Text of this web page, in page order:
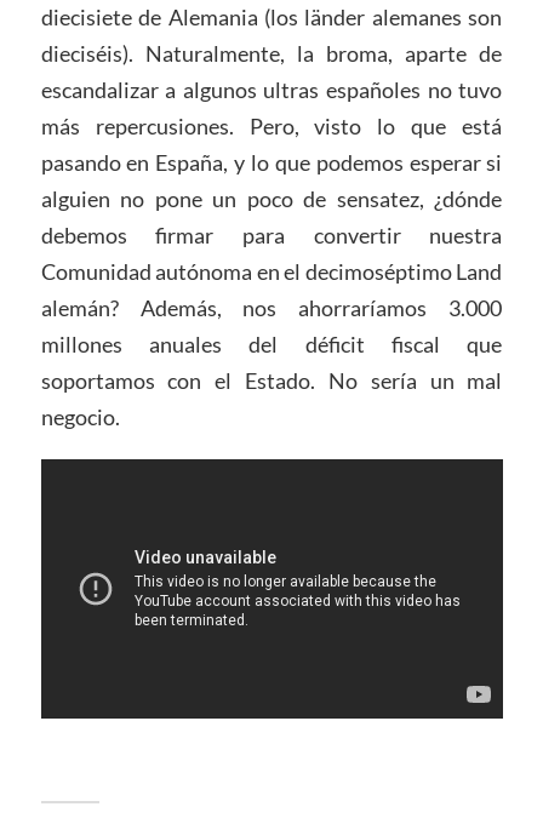
diecisiete de Alemania (los länder alemanes son
dieciséis). Naturalmente, la broma, aparte de
escandalizar a algunos ultras españoles no tuvo
más repercusiones. Pero, visto lo que está
pasando en España, y lo que podemos esperar si
alguien no pone un poco de sensatez, ¿dónde
debemos firmar para convertir nuestra
Comunidad autónoma en el decimoséptimo Land
alemán? Además, nos ahorraríamos 3.000
millones anuales del déficit fiscal que
soportamos con el Estado. No sería un mal
negocio.